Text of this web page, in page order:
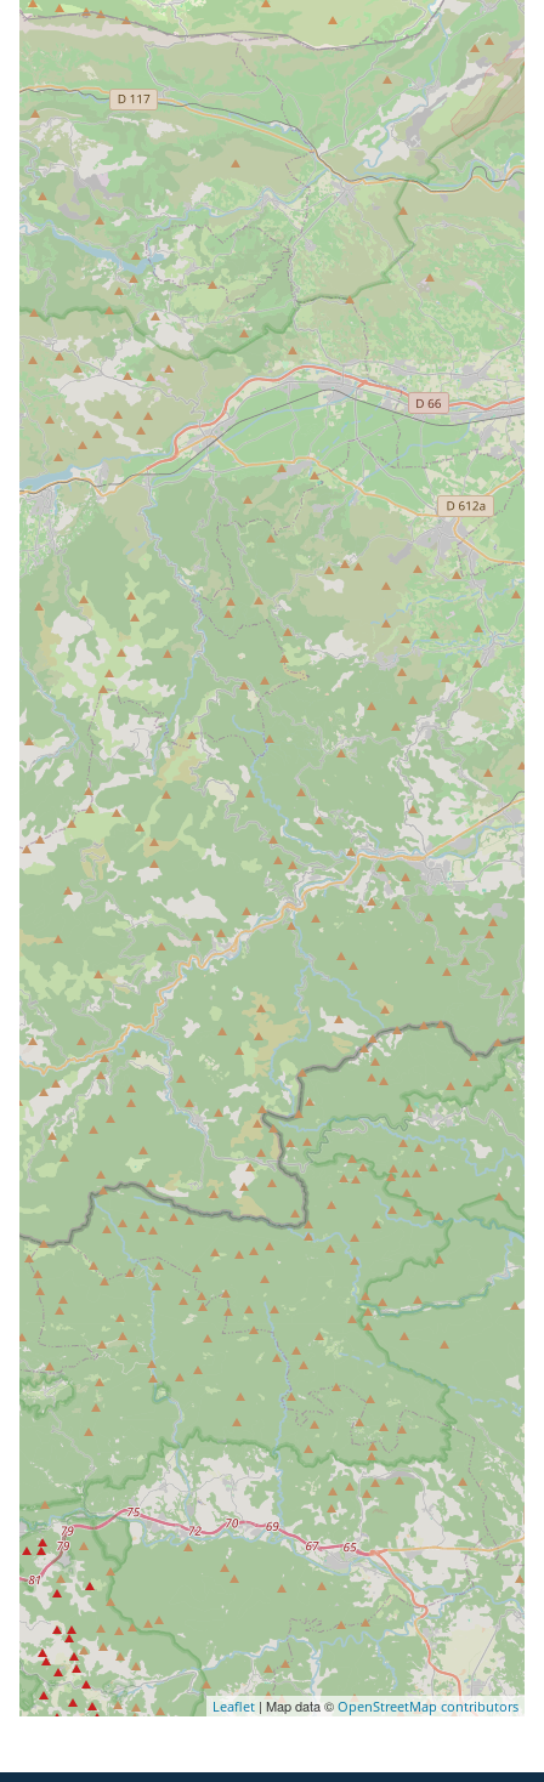
Leaflet | Map data © OpenStreetMap contributors